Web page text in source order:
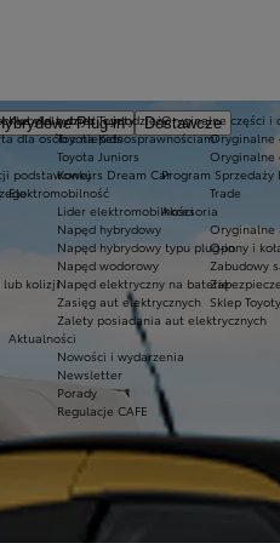
Plug-in
Dostawcze
dla hybryd Toyoty
dla osób z niepełnosprawnościami
Kluby dla dzieci i młodzieży
Toyota Kids
Toyota Juniors
Konkurs Dream Car
Elektromobilność
Lider elektromobilności
Napęd hybrydowy
Napęd hybrydowy typu plug-in
Napęd wodorowy
Napęd elektryczny na baterię
Zasięg aut elektrycznych
Zalety posiadania aut elektrycznych
Aktualności
Nowości i wydarzenia
Newsletter
Porady
Regulacje CAFE
podstawowej
lub kolizji
Oryginalne części i
Oryginalne
Oryginalne
Program
Trade
Akcesoria
Oryginalne
Opony i
Zabudowy
Sklep Toyoty